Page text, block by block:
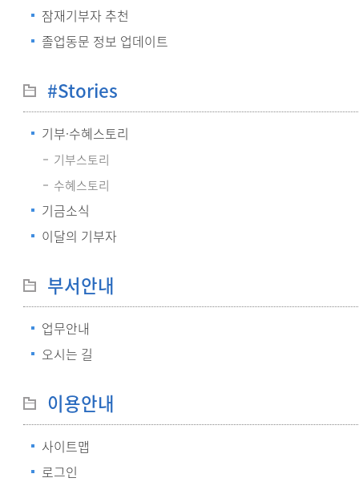
잠재기부자 추천
졸업동문 정보 업데이트
#Stories
기부·수혜스토리
기부스토리
수혜스토리
기금소식
이달의 기부자
부서안내
업무안내
오시는 길
이용안내
사이트맵
로그인